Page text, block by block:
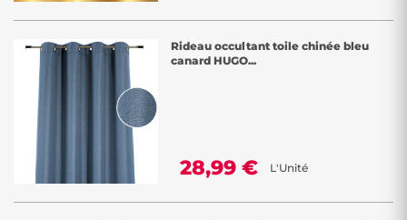
Rideau occultant toile chinée bleu
canard HUGO...
28,99 € L'Unité